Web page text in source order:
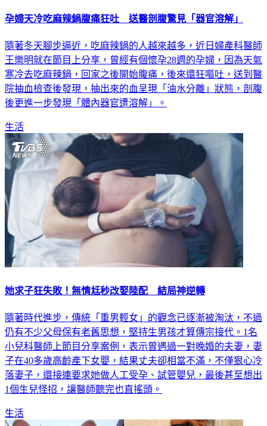
孕婦天冷吃麻辣鍋腹痛狂吐 送醫剖腹驚見「器官溶解」
隨著冬天腳步逼近，吃麻辣鍋的人越來越多，近日婦產科醫師
王樂明就在節目上分享，曾經有個懷孕28週的孕婦，因為天氣
寒冷去吃麻辣鍋，回家之後開始腹痛，後來還狂嘔吐，送到醫
院抽血檢查後發現，抽出來的血呈現「油水分離」狀態，剖腹
後更進一步發現「體內器官遭溶解」。
生活
她求子狂失敗！無情尪秒改娶陸配 結局神逆轉
隨著時代進步，傳統「重男輕女」的觀念已逐漸被淘汰，不過
仍有不少父母保有老舊思想，堅持生男孩才算傳宗接代。1名
小兒科醫師上節目分享案例，表示曾遇過一對晚婚的夫妻，妻
子在40多歲高齡產下女嬰，結果丈夫卻相當不滿，不僅狠心冷
落妻子，還接連要求她做人工受孕、試管嬰兒，最後甚至想出
1個生兒怪招，讓醫師聽完也直搖頭。
生活